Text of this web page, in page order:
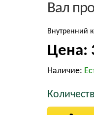
Вал
Внутренний
Цена:
Наличие: